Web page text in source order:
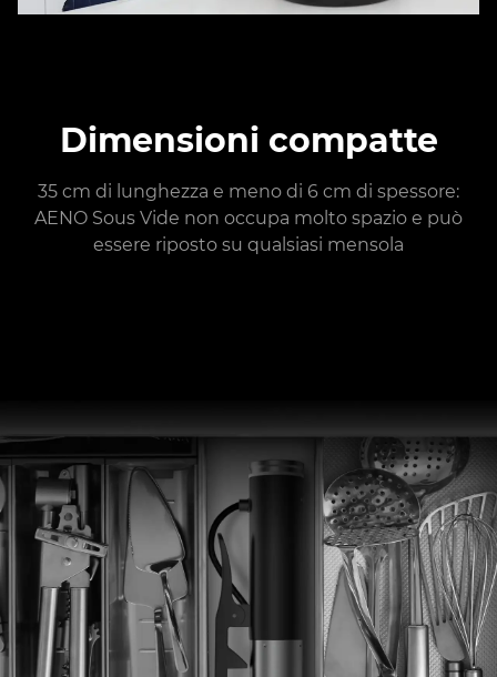
Dimensioni compatte
35 cm di lunghezza e meno di 6 cm di spessore:
AENO Sous Vide non occupa molto spazio e può
essere riposto su qualsiasi mensola